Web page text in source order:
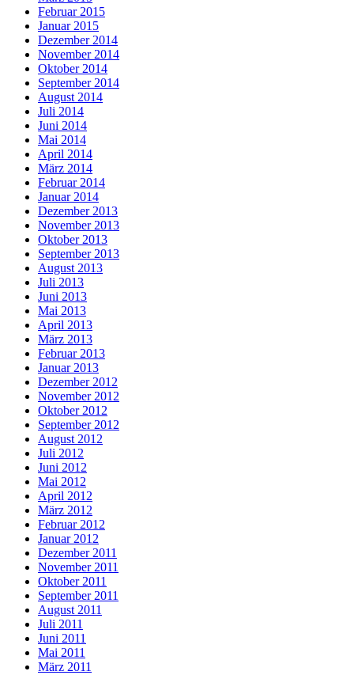
Februar 2015
Januar 2015
Dezember 2014
November 2014
Oktober 2014
September 2014
August 2014
Juli 2014
Juni 2014
Mai 2014
April 2014
März 2014
Februar 2014
Januar 2014
Dezember 2013
November 2013
Oktober 2013
September 2013
August 2013
Juli 2013
Juni 2013
Mai 2013
April 2013
März 2013
Februar 2013
Januar 2013
Dezember 2012
November 2012
Oktober 2012
September 2012
August 2012
Juli 2012
Juni 2012
Mai 2012
April 2012
März 2012
Februar 2012
Januar 2012
Dezember 2011
November 2011
Oktober 2011
September 2011
August 2011
Juli 2011
Juni 2011
Mai 2011
März 2011